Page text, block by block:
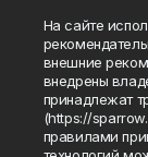
На сайте
внешние
внедрены
принадлежат
(https://
правилами